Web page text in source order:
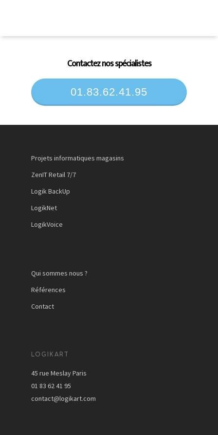
Contactez nos spécialistes
01.83.62.41.95
Projets informatiques magasins
ZenIT Retail 7/7
Logik BackUp
LogikNet
LogikVoice
Qui sommes nous ?
Références
Contact
LOGIKART
45 rue Meslay Paris
01 83 62 41 95
contact@logikart.com